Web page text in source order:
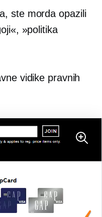
ste morda opazili
»politika
vidike pravnih